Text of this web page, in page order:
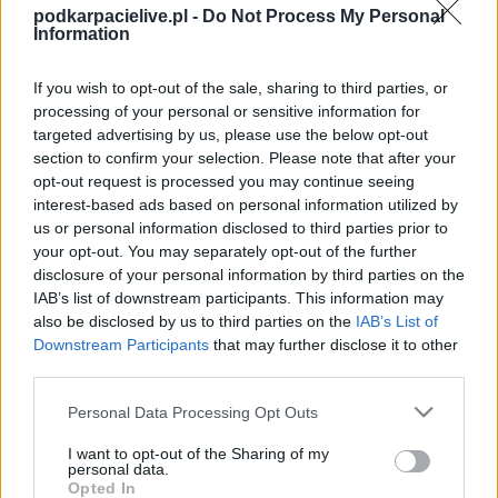
podkarpacielive.pl - Do Not Process My Personal
Information
If you wish to opt-out of the sale, sharing to third parties, or
processing of your personal or sensitive information for
targeted advertising by us, please use the below opt-out
section to confirm your selection. Please note that after your
opt-out request is processed you may continue seeing
interest-based ads based on personal information utilized by
us or personal information disclosed to third parties prior to
your opt-out. You may separately opt-out of the further
disclosure of your personal information by third parties on the
IAB’s list of downstream participants. This information may
also be disclosed by us to third parties on the IAB’s List of
Downstream Participants that may further disclose it to other
Please note that this website/app uses one or more Google
not limited to your visit or usage behaviour. You may click to
grant or deny consent to Google and its third-party tags to
Personal Data Processing Opt Outs
I want to opt-out of the Sharing of my
personal data.
Opted In
PAKIET POWITALNY DO 4321 PLN W LVBET!
stwarza ryzyko straty finansowej.
Piast Tuczempy -
Czuwaj Przemyśl
transmisja na
żywo. Gdzie
oglądać?
(16.05.2026)
2026-05-16 13:12:43
Piast Tuczempy - Czuwaj Przemyśl na żywo w internecie -
kolejka). Piast Tuczempy - Czuwaj Przemyśl. Gdzie oglądać